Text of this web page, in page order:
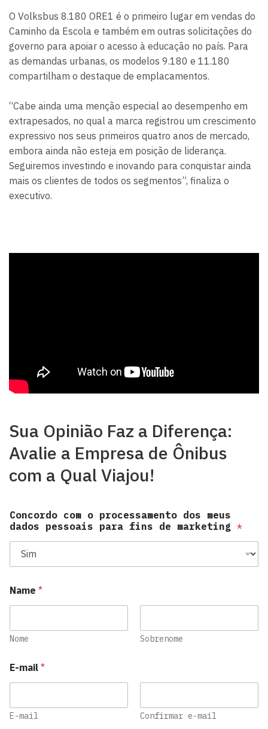
O Volksbus 8.180 ORE1 é o primeiro lugar em vendas do
Caminho da Escola e também em outras solicitações do
governo para apoiar o acesso à educação no país. Para
as demandas urbanas, os modelos 9.180 e 11.180
compartilham o destaque de emplacamentos.
“Cabe ainda uma menção especial ao desempenho em
extrapesados, no qual a marca registrou um crescimento
expressivo nos seus primeiros quatro anos de mercado,
embora ainda não esteja em posição de liderança.
Seguiremos investindo e inovando para conquistar ainda
mais os clientes de todos os segmentos”, finaliza o
executivo.
Sua Opinião Faz a Diferença:
Avalie a Empresa de Ônibus
com a Qual Viajou!
Concordo com o processamento dos meus
dados pessoais para fins de marketing *
Name *
Nome Sobrenome
E-mail *
E-mail Confirmar e-mail